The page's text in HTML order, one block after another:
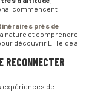
commencent
près de
nature et comprendre
découvrir El Teide à
RECONNECTER
expériences de